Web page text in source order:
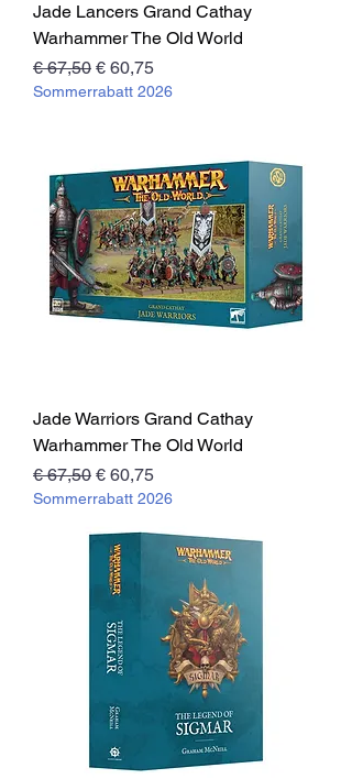
Jade Lancers Grand Cathay
Warhammer The Old World
Standardpreis
€ 67,50 Sale-Preis
€ 60,75
Sommerrabatt 2026
Jade Warriors Grand Cathay
Warhammer The Old World
Standardpreis
€ 67,50 Sale-Preis
€ 60,75
Sommerrabatt 2026